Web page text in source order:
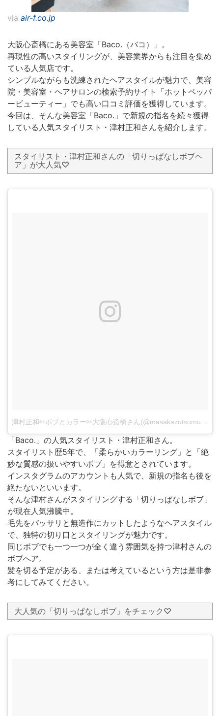
via air-f.co.jp
大阪心斎橋にある美容室「Baco.（バコ）」。
再現性の高いスタイリングが、美容業界からも注目を集め
ている人気店です。
シンプルながらも洗練されたヘアスタイルが魅力で、美容
院・美容室・ヘアサロンの検索予約サイト「ホットペッパ
ービューティー」でも高い口コミ評価を獲得しています。
今回は、そんな美容室「Baco.」で新規の指名を続々獲得
している人気スタイリスト・津村正和さんを紹介します。
スタイリスト・津村正和さんの「切りっぱなしボブヘ
ア」が大人気♡
「Baco.」の人気スタイリスト・津村正和さん。
スタイリスト歴5年で、「柔らかいカラーリング」と「絶
妙な質感の扱いやすいボブ」を得意とされています。
インスタグラムのアカウントも人気で、新規の指名も後を
絶たないといいます。
そんな津村さんがスタイリングする「切りっぱなしボブ」
が現在人気沸騰中。
毛先をバッサリと無造作にカットしたようなヘアスタイル
で、独特の切り口とスタイリングが魅力です。
同じボブでも一つ一つが全く違う雰囲気を持つ津村さんの
ボブへア。
髪を切る予定がある、または考えているという方は是非参
考にしてみてください。
大人気の「切りっぱなしボブ」をチェック♡